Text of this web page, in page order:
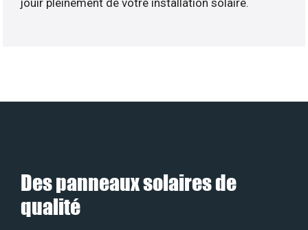
jouir pleinement de votre installation solaire.
Des panneaux solaires de
qualité